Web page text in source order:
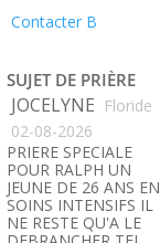
Contacter B
SUJET DE PRIÈRE
JOCELYNE Floride
02-08-2026
PRIERE SPECIALE
POUR RALPH UN
JEUNE DE 26 ANS EN
SOINS INTENSIFS IL
NE RESTE QU'A LE